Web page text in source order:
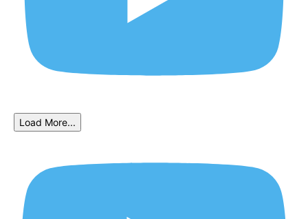
Load More...